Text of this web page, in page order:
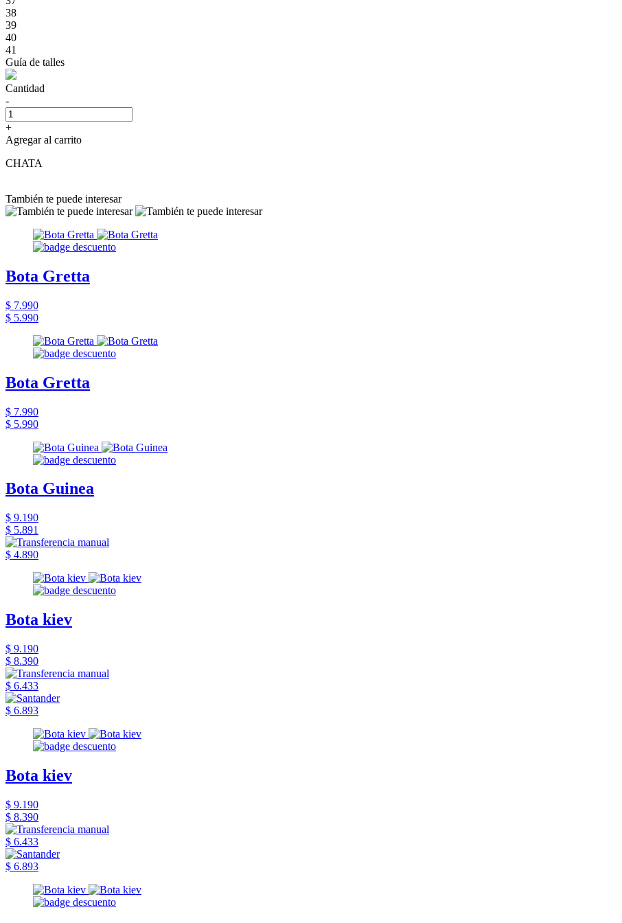
38
39
40
41
Guía de talles
Cantidad
-
+
Agregar al carrito
CHATA
También te puede interesar
Bota Gretta
$ 7.990
$ 5.990
Bota Gretta
$ 7.990
$ 5.990
Bota Guinea
$ 9.190
$ 5.891
$ 4.890
Bota kiev
$ 9.190
$ 8.390
$ 6.433
$ 6.893
Bota kiev
$ 9.190
$ 8.390
$ 6.433
$ 6.893